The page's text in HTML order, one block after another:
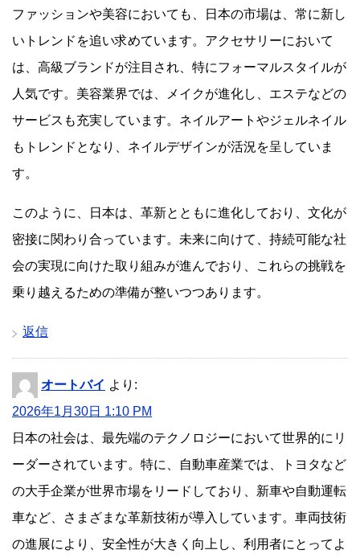
ファッションや美容においても、日本の市場は、常に新し
いトレンドを追い求めています。アクセサリーにおいて
は、高級ブランドが注目され、特にフォーマルスタイルが
人気です。美容業界では、メイクが進化し、エステなどの
サービスも充実しています。ネイルアートやジェルネイル
もトレンドとなり、ネイルデザインが活況を呈していま
す。
このように、日本は、革新とともに進化しており、文化が
密接に関わり合っています。未来に向けて、持続可能な社
会の実現に向けた取り組みが進んでおり、これらの挑戦を
乗り越えるための準備が整いつつあります。
返信
オートバイ より:
2026年1月30日 1:10 PM
日本の社会は、最先端のテクノロジーにおいて世界的にリ
ーダーされています。特に、自動車産業では、トヨタなど
の大手企業が世界市場をリードしており、新車や自動運転
車など、さまざまな革新技術が導入しています。車両技術
の進展により、安全性が大きく向上し、利用者にとってよ